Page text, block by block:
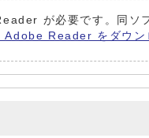
が必要です。同ソ
Reader をダウン